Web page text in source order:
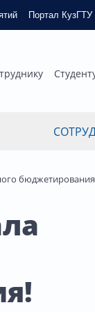
Портал КузГТУ